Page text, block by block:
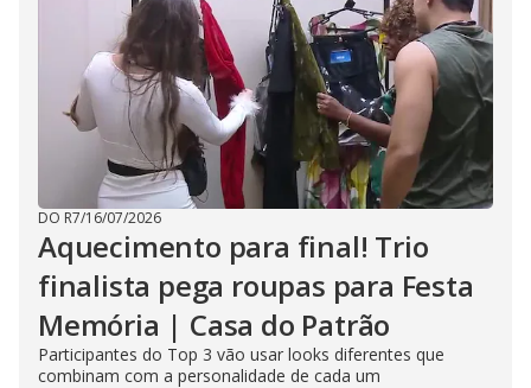
DO R7/16/07/2026
Aquecimento para final! Trio
finalista pega roupas para Festa
Memória | Casa do Patrão
Participantes do Top 3 vão usar looks diferentes que
combinam com a personalidade de cada um